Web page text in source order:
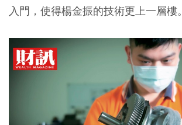
入門，使得楊金振的技術更上一層樓。